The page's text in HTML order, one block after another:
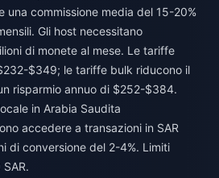
una commissione media del 15-20%
Gli host necessitano
di monete al mese. Le tariffe
$349; le tariffe bulk riducono il
risparmio annuo di $252-$384.
in Arabia Saudita
accedere a transazioni in SAR
di conversione del 2-4%. Limiti